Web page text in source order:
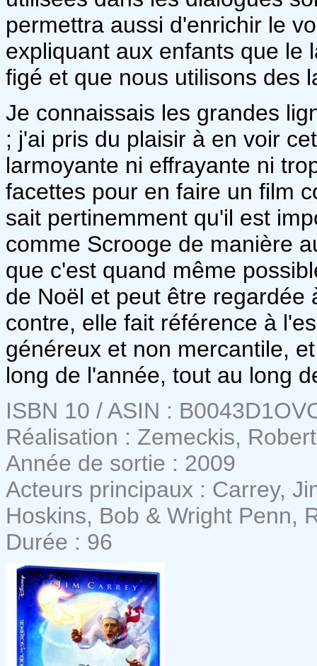
permettra aussi d'enrichir le
expliquant aux enfants que le
figé et que nous utilisons des
Je connaissais les grandes
; j'ai pris du plaisir à en voir
larmoyante ni effrayante ni
facettes pour en faire un film
sait pertinemment qu'il est
comme Scrooge de manière
que c'est quand même
de Noël et peut être regardée
contre, elle fait référence à
généreux et non mercantile,
long de l'année, tout au long
ISBN 10 / ASIN :
Réalisation : Zemeckis, Robert
Année de sortie : 2009
Acteurs principaux : Carrey,
Hoskins, Bob & Wright Penn,
Durée : 96